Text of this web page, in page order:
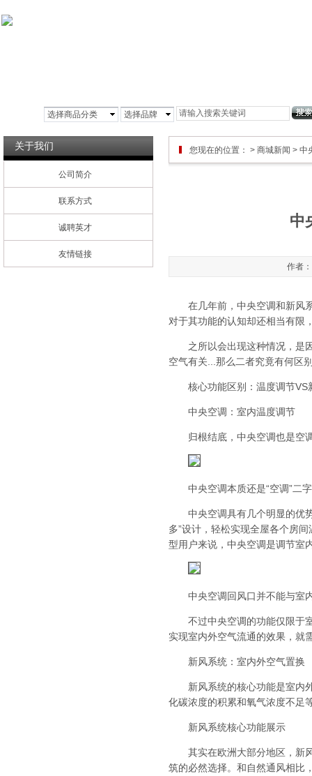
选择商品分类 选择品牌
关于我们
公司简介
联系方式
诚聘英才
友情链接
中
作者
在几年前，中央空调和新风系
对于其功能的认知却还相当有限
之所以会出现这种情况，是因
空气有关...那么二者究竟有何区
核心功能区别：温度调节VS
中央空调：室内温度调节
归根结底，中央空调也是空调
中央空调本质还是“空调”二字
中央空调具有几个明显的优势
多”设计，轻松实现全屋各个房
型用户来说，中央空调是调节室
中央空调回风口并不能与室
不过中央空调的功能仅限于室
实现室内外空气流通的效果，就
新风系统：室内外空气置换
新风系统的核心功能是室内外
化碳浓度的积累和氧气浓度不足
新风系统核心功能展示
其实在欧洲大部分地区，新风
筑的必然选择。和自然通风相比
您现在的位置： > 商城新闻 > 中